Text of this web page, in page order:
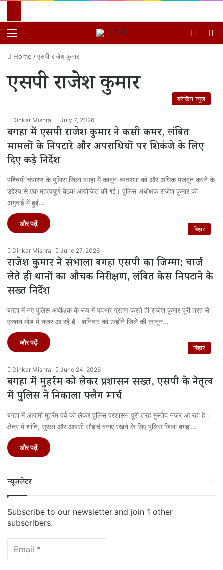
Home /एसपी राजेश कुमार
एसपी राजेश कुमार ब्रेकिंग न्यूज
Dinkar Mishra July 7, 2026
बगहा में एसपी राजेश कुमार ने कसी कमर, लंबित
मामलों के निपटारे और अपराधियों पर शिकंजे के लिए
दिए कड़े निर्देश
पश्चिमी चंपारण के पुलिस जिला बगहा में कानून-व्यवस्था को और अधिक मजबूत करने के
उद्देश्य से एक महत्वपूर्ण बैठक आयोजित की गई। पुलिस अधीक्षक राजेश कुमार की
अगुवाई में हुई…
और पढ़ें
बिहार
Dinkar Mishra June 27, 2026
राजेश कुमार ने संभाला बगहा एसपी का जिम्मा: चार्ज
लेते ही थानों का औचक निरीक्षण, लंबित केस निपटाने के
सख्त निर्देश
बगहा में नए पुलिस अधीक्षक के रूप में पदभार ग्रहण करते ही राजेश कुमार पूरी तरह से
एक्शन मोड में नजर आ रहे हैं। शनिवार को उन्होंने जिले की कानून…
और पढ़ें
बिहार
Dinkar Mishra June 24, 2026
बगहा में मुहर्रम को लेकर प्रशासन सख्त, एसपी के नेतृत्व
में पुलिस ने निकाला फ्लैग मार्च
बगहा में आगामी मुहर्रम पर्व को लेकर पुलिस प्रशासन पूरी तरह मुस्तैद नजर आ रहा है।
क्षेत्र में शांति, सुरक्षा और आपसी सौहार्द बनाए रखने के लिए पुलिस जिला बगहा…
और पढ़ें
न्यूजलेटर
Subscribe to our newsletter and join 1 other
subscribers.